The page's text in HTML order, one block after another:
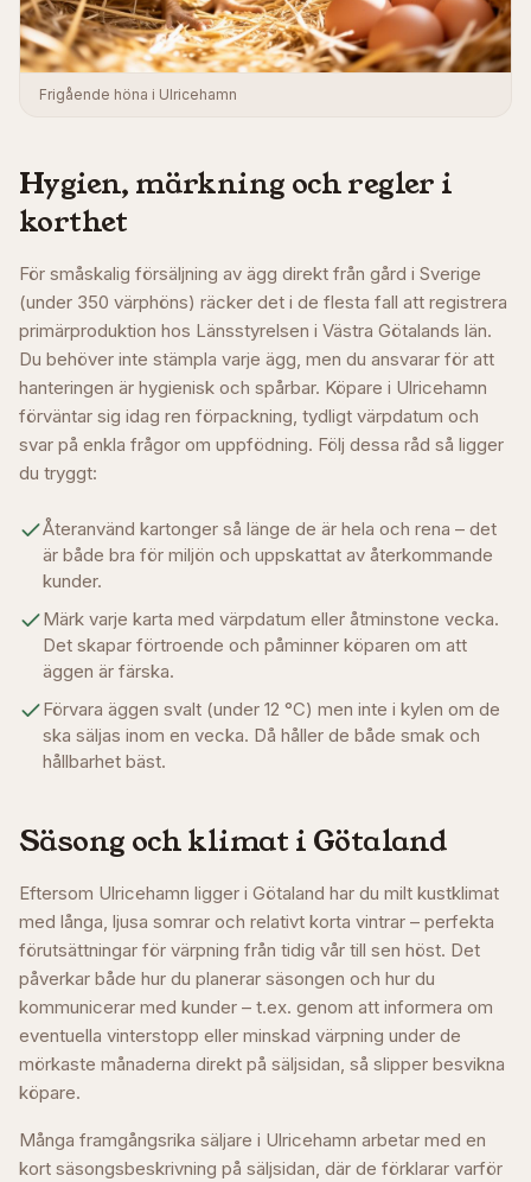
Frigående höna i Ulricehamn
Hygien, märkning och regler i
korthet
För småskalig försäljning av ägg direkt från gård i Sverige
(under 350 värphöns) räcker det i de flesta fall att registrera
primärproduktion hos Länsstyrelsen i Västra Götalands län.
Du behöver inte stämpla varje ägg, men du ansvarar för att
hanteringen är hygienisk och spårbar. Köpare i Ulricehamn
förväntar sig idag ren förpackning, tydligt värpdatum och
svar på enkla frågor om uppfödning. Följ dessa råd så ligger
du tryggt:
Återanvänd kartonger så länge de är hela och rena – det
är både bra för miljön och uppskattat av återkommande
kunder.
Märk varje karta med värpdatum eller åtminstone vecka.
Det skapar förtroende och påminner köparen om att
äggen är färska.
Förvara äggen svalt (under 12 °C) men inte i kylen om de
ska säljas inom en vecka. Då håller de både smak och
hållbarhet bäst.
Säsong och klimat i Götaland
Eftersom Ulricehamn ligger i Götaland har du milt kustklimat
med långa, ljusa somrar och relativt korta vintrar – perfekta
förutsättningar för värpning från tidig vår till sen höst. Det
påverkar både hur du planerar säsongen och hur du
kommunicerar med kunder – t.ex. genom att informera om
eventuella vinterstopp eller minskad värpning under de
mörkaste månaderna direkt på säljsidan, så slipper besvikna
köpare.
Många framgångsrika säljare i Ulricehamn arbetar med en
kort säsongsbeskrivning på säljsidan, där de förklarar varför